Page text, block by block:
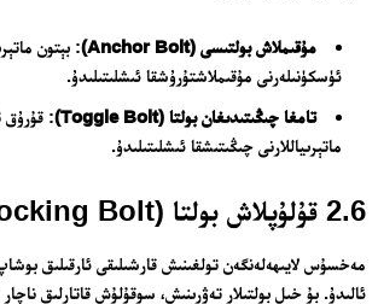
مۇقىملاش بولتىسى (Anchor Bolt)
: بېتون
ئۈسكۈنىلەرنى مۇقىملاشتۇرۇشقا ئىشلىتىلىدۇ.
تامغا چىڭىتىدىغان بولتا (Toggle Bolt)
: قۇرۇق
ماتېرىياللارنى چىڭىتىشقا ئىشلىتىلىدۇ.
2.6 قۇلۇپلاش بولتا (Locking Bolt)
مەخسۇس لايىھەلەنگەن تولغىنىش قارشىلىقى ئارقىلىق
ئالىدۇ. بۇ خىل بولتىلار تەۋرىنىش، سوقۇلۇش قاتارلىق